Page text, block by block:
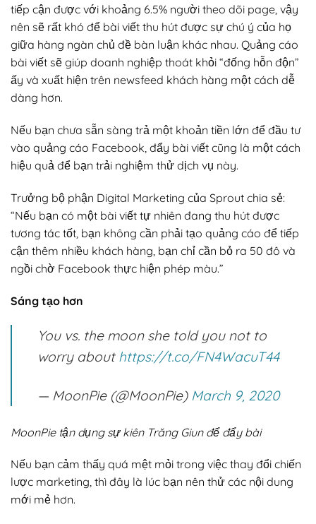
tiếp cận được với khoảng 6.5% người theo dõi page, vậy
nên sẽ rất khó để bài viết thu hút được sự chú ý của họ
giữa hàng ngàn chủ đề bàn luận khác nhau. Quảng cáo
bài viết sẽ giúp doanh nghiệp thoát khỏi “đống hỗn độn”
ấy và xuất hiện trên newsfeed khách hàng một cách dễ
dàng hơn.
Nếu bạn chưa sẵn sàng trả một khoản tiền lớn để đầu tư
vào quảng cáo Facebook, đẩy bài viết cũng là một cách
hiệu quả để bạn trải nghiệm thử dịch vụ này.
Trưởng bộ phận Digital Marketing của Sprout chia sẻ:
“Nếu bạn có một bài viết tự nhiên đang thu hút được
tương tác tốt, bạn không cần phải tạo quảng cáo để tiếp
cận thêm nhiều khách hàng, bạn chỉ cần bỏ ra 50 đô và
ngồi chờ Facebook thực hiện phép màu.”
Sáng tạo hơn
You vs. the moon she told you not to
worry about https://t.co/FN4WacuT44
— MoonPie (@MoonPie) March 9, 2020
MoonPie tận dụng sự kiên Trăng Giun để đẩy bài
Nếu bạn cảm thấy quá mệt mỏi trong việc thay đổi chiến
lược marketing, thì đây là lúc bạn nên thử các nội dung
mới mẻ hơn.